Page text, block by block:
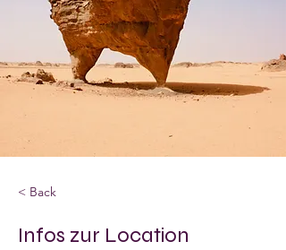
< Back
Infos zur Location